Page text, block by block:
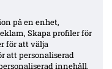
på en enhet,
Skapa profiler för
för att välja
att personaliserad
innehåll,
– sköt Elfsborgs 1–0 borta
Sint-Truidense – AIK-affären